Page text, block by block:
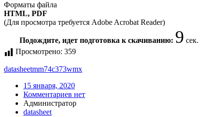
Форматы файла
HTML, PDF
(Для просмотра требуется Adobe Acrobat Reader)
Подождите, идет подготовка к скачиванию: 8 сек.
Просмотрено: 359
datasheetmm74c373wmx
15 января, 2020
Комментариев нет
Администратор
datasheet